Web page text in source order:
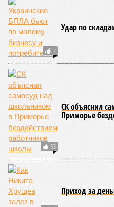
2
Удар по
93
СК объяснил
Приморье
Приход за